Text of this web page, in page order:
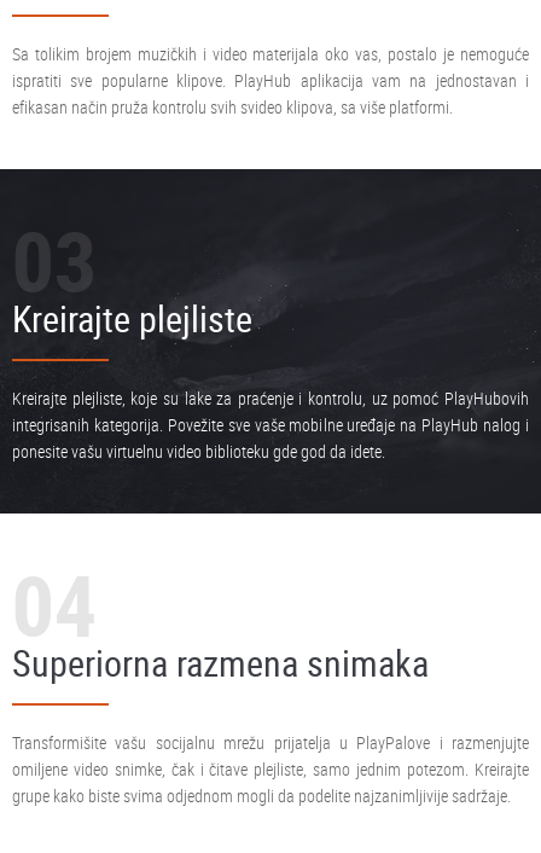
Sa tolikim brojem muzičkih i video materijala oko vas, postalo je nemoguće
ispratiti sve popularne klipove. PlayHub aplikacija vam na jednostavan i
efikasan način pruža kontrolu svih svideo klipova, sa više platformi.
03
Kreirajte plejliste
Kreirajte plejliste, koje su lake za praćenje i kontrolu, uz pomoć PlayHubovih
integrisanih kategorija. Povežite sve vaše mobilne uređaje na PlayHub nalog i
ponesite vašu virtuelnu video biblioteku gde god da idete.
04
Superiorna razmena snimaka
Transformišite vašu socijalnu mrežu prijatelja u PlayPalove i razmenjujte
omiljene video snimke, čak i čitave plejliste, samo jednim potezom. Kreirajte
grupe kako biste svima odjednom mogli da podelite najzanimljivije sadržaje.